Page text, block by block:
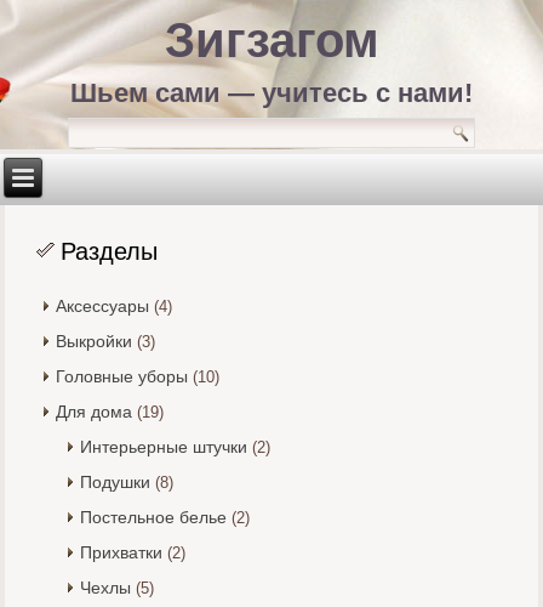
Зигзагом
Шьем сами — учитесь с нами!
Разделы
Аксессуары (4)
Выкройки (3)
Головные уборы (10)
Для дома (19)
Интерьерные штучки (2)
Подушки (8)
Постельное белье (2)
Прихватки (2)
Чехлы (5)